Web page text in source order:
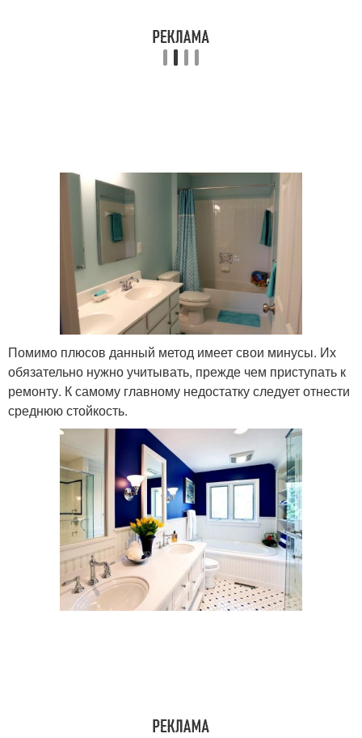
Помимо плюсов данный метод имеет свои минусы. Их
обязательно нужно учитывать, прежде чем приступать к
ремонту. К самому главному недостатку следует отнести
среднюю стойкость.